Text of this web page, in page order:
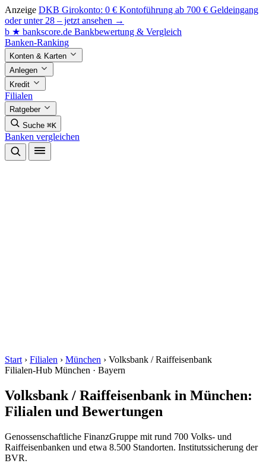
Anzeige DKB Girokonto: 0 € Kontoführung ab 700 € Geldeingang
oder unter 28 – jetzt ansehen →
b ★ bankscore.de Bankbewertung & Vergleich
Banken-Ranking
Konten & Karten
Anlegen
Kredit
Filialen
Ratgeber
Suche ⌘K
Banken vergleichen
Start › Filialen › München › Volksbank / Raiffeisenbank
Filialen-Hub München · Bayern
Volksbank / Raiffeisenbank in München:
Filialen und Bewertungen
Genossenschaftliche FinanzGruppe mit rund 700 Volks- und
Raiffeisenbanken und etwa 8.500 Standorten. Institutssicherung der
BVR.